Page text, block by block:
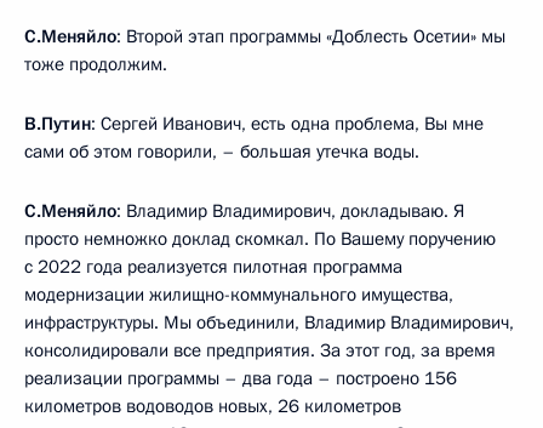
С.Меняйло: Второй этап программы «Доблесть Осетии» мы
тоже продолжим.
В.Путин: Сергей Иванович, есть одна проблема, Вы мне
сами об этом говорили, – большая утечка воды.
С.Меняйло: Владимир Владимирович, докладываю. Я
просто немножко доклад скомкал. По Вашему поручению
с 2022 года реализуется пилотная программа
модернизации жилищно-коммунального имущества,
инфраструктуры. Мы объединили, Владимир Владимирович,
консолидировали все предприятия. За этот год, за время
реализации программы – два года – построено 156
километров водоводов новых, 26 километров